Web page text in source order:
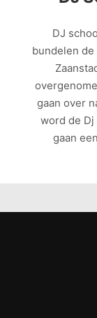
DJ
bundelen
gaan over
word de Dj
gaan